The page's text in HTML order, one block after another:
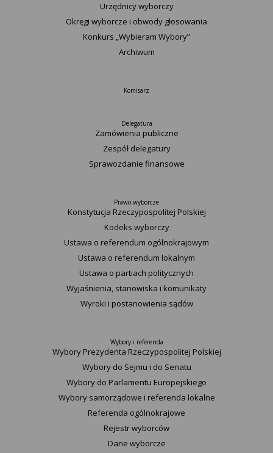
Urzędnicy wyborczy
Okręgi wyborcze i obwody głosowania
Konkurs „Wybieram Wybory”
Archiwum
Komisarz
Delegatura
Zamówienia publiczne
Zespół delegatury
Sprawozdanie finansowe
Prawo wyborcze
Konstytucja Rzeczypospolitej Polskiej​
Kodeks wyborczy
Ustawa o referendum ogólnokrajowym
Ustawa o referendum lokalnym
Ustawa o partiach politycznych
Wyjaśnienia, stanowiska i komunikaty
Wyroki i postanowienia sądów
Wybory i referenda
Wybory Prezydenta Rzeczypospolitej Polskiej
Wybory do Sejmu i do Senatu
Wybory do Parlamentu Europejskiego
Wybory samorządowe i referenda lokalne
Referenda ogólnokrajowe
Rejestr wyborców
Dane wyborcze